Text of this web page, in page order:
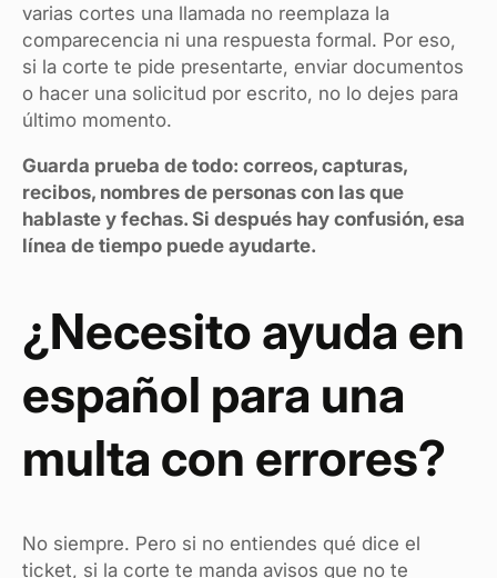
varias cortes una llamada no reemplaza la
comparecencia ni una respuesta formal. Por eso,
si la corte te pide presentarte, enviar documentos
o hacer una solicitud por escrito, no lo dejes para
último momento.
Guarda prueba de todo: correos, capturas,
recibos, nombres de personas con las que
hablaste y fechas. Si después hay confusión, esa
línea de tiempo puede ayudarte.
¿Necesito ayuda en
español para una
multa con errores?
No siempre. Pero si no entiendes qué dice el
ticket, si la corte te manda avisos que no te